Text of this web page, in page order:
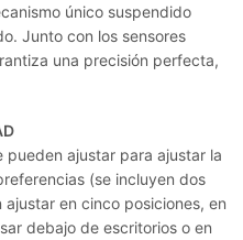
único suspendido
Junto con los sensores
una precisión perfecta,
pueden ajustar para ajustar la
(se incluyen dos
en cinco posiciones, en
debajo de escritorios o en